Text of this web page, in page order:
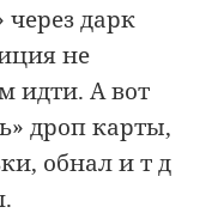
через дарк
не
идти. А вот
дроп карты,
обнал и т д